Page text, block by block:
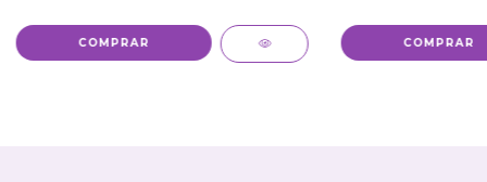
COMPRAR COMPRAR